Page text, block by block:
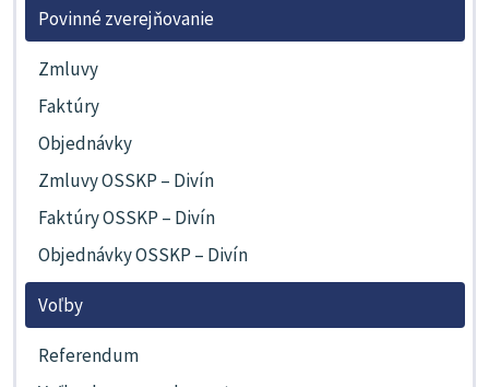
Povinné zverejňovanie
Zmluvy
Faktúry
Objednávky
Zmluvy OSSKP – Divín
Faktúry OSSKP – Divín
Objednávky OSSKP – Divín
Voľby
Referendum